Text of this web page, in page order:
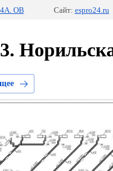
ОВ Сайт: espro24.ru